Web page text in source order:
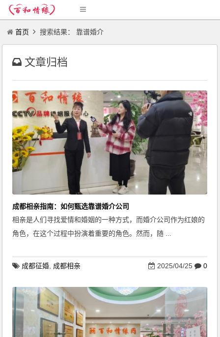
首页 搜索结果： 靠谱婚介
文章归档
成都相亲指南：如何甄选靠谱婚介公司
相亲是人们寻找爱情和婚姻的一种方式，而婚介公司作为红娘的
角色，在这个过程中扮演着重要的角色。然而，随 ...
成都征婚 成都相亲 2025/04/25 0